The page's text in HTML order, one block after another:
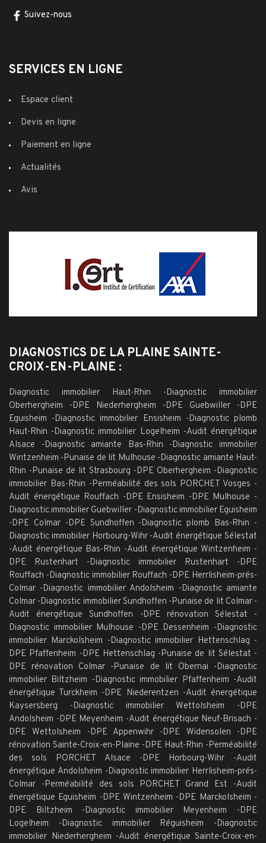
Suivez-nous
SERVICES EN LIGNE
Espace client
Devis en ligne
Paiement en ligne
Actualités
Avis
DIAGNOSTICS DE LA PLAINE SAINTE-
CROIX-EN-PLAINE :
Diagnostic immobilier Haut-Rhin -Diagnostic immobilier
Oberhergheim -DPE Niederhergheim -DPE Guebwiller -DPE
Eguisheim -Diagnostic immobilier Ensisheim -Diagnostic plomb
Haut-Rhin -Diagnostic immobilier Logelheim -Audit énergétique
Alsace -Diagnostic amiante Bas-Rhin -Diagnostic immobilier
Wintzenheim -Punaise de lit Mulhouse -Diagnostic amiante Haut-
Rhin -Punaise de lit Strasbourg -DPE Oberhergheim -Diagnostic
immobilier Bas-Rhin -Perméabilité des sols PORCHET Vosges -
Audit énergétique Rouffach -DPE Ensisheim -DPE Mulhouse -
Diagnostic immobilier Guebwiller -Diagnostic immobilier Eguisheim
-DPE Colmar -DPE Sundhoffen -Diagnostic plomb Bas-Rhin -
Diagnostic immobilier Horbourg-Wihr -Audit énergétique Sélestat
-Audit énergétique Bas-Rhin -Audit énergétique Wintzenheim -
DPE Rustenhart -Diagnostic immobilier Rustenhart -DPE
Rouffach -Diagnostic immobilier Rouffach -DPE Herrlisheim-prés-
Colmar -Diagnostic immobilier Andolsheim -Diagnostic amiante
Colmar -Diagnostic immobilier Sundhoffen -Punaise de lit Colmar -
Audit énergétique Sundhoffen -DPE rénovation Sélestat -
Diagnostic immobilier Mulhouse -DPE Dessenheim -Diagnostic
immobilier Marckolsheim -Diagnostic immobilier Hettenschlag -
DPE Pfaffenheim -DPE Hettenschlag -Punaise de lit Sélestat -
DPE rénovation Colmar -Punaise de lit Obernai -Diagnostic
immobilier Biltzheim -Diagnostic immobilier Pfaffenheim -Audit
énergétique Turckheim -DPE Niederentzen -Audit énergétique
Kaysersberg -Diagnostic immobilier Wettolsheim -DPE
Andolsheim -DPE Meyenheim -Audit énergétique Neuf-Brisach -
DPE Wettolsheim -DPE Appenwihr -DPE Widensolen -DPE
rénovation Sainte-Croix-en-Plaine -DPE Haut-Rhin -Perméabilité
des sols PORCHET Alsace -DPE Horbourg-Wihr -Audit
énergétique Andolsheim -Diagnostic immobilier Herrlisheim-prés-
Colmar -Perméabilité des sols PORCHET Grand Est -Audit
énergétique Eguisheim -DPE Wintzenheim -DPE Marckolsheim -
DPE Biltzheim -Diagnostic immobilier Meyenheim -DPE
Logelheim -Diagnostic immobilier Réguisheim -Diagnostic
immobilier Niederhergheim -Audit énergétique Sainte-Croix-en-